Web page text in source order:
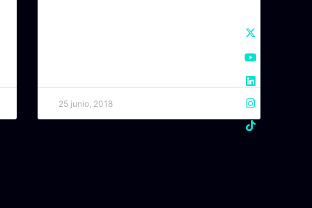
25 junio, 2018